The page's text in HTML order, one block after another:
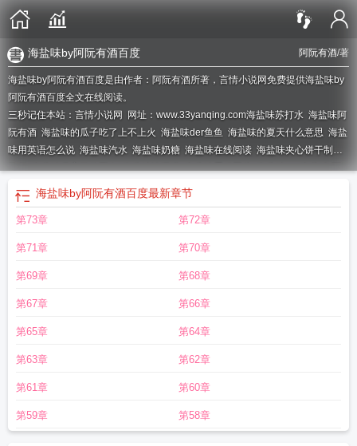
阿阮有酒/著
海盐味by阿阮有酒百度
海盐味by阿阮有酒百度是由作者：阿阮有酒所著，言情小说网免费提供海盐味by
阿阮有酒百度全文在线阅读。
三秒记住本站：言情小说网 网址：www.33yanqing.com海盐味苏打水 海盐味阿
阮有酒 海盐味的瓜子吃了上不上火 海盐味der鱼鱼 海盐味的夏天什么意思 海盐
味用英语怎么说 海盐味汽水 海盐味奶糖 海盐味在线阅读 海盐味夹心饼干制作
教程海盐味月亮微信网名海盐味冰淇淋海盐味蛋糕图片海盐味by海盐味 阿
阮有酒 海盐味by阿阮有酒讲了什么 海盐味雪糕图片
尿病人能吃吗
海盐味by阿阮有酒讲的什么
盐味乐事薯片
海盐味蛋糕好吃吗海盐味香水有哪些牌子
糖海盐味蛋糕是什么味道 海盐味冰淇淋是甜的还是咸的
了有坏处吗
海盐味小圆饼干正宗什么牌
吗海盐味的拼音 海盐味麦片为何要尽量少吃海盐味饮料
读海盐味牛奶 海盐味沐浴露是什么味道海盐味的酒
味苏打饼干的热量
海盐味麦片吃了会胖吗海盐味柠檬糖
的功效 海盐味道 海盐味的奶茶
阁海盐味的夏天歌曲 海盐味燕麦片的功效与作用
盐味雪糕海盐味暗恋
海盐味by阿阮有酒百度最新章节
第73章 第72章
第71章 第70章
第69章 第68章
第67章 第66章
第65章 第64章
第63章 第62章
第61章 第60章
第59章 第58章